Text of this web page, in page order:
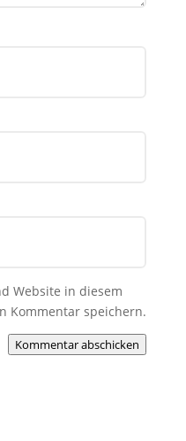
Website in diesem
Kommentar speichern.
Kommentar abschicken